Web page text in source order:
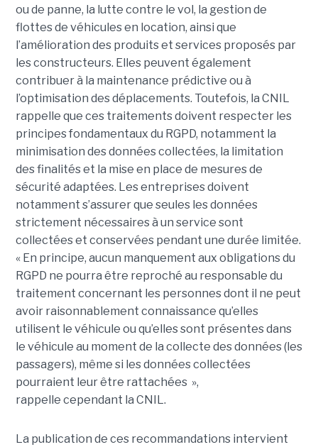
ou de panne, la lutte contre le vol, la gestion de
flottes de véhicules en location, ainsi que
l’amélioration des produits et services proposés par
les constructeurs. Elles peuvent également
contribuer à la maintenance prédictive ou à
l’optimisation des déplacements. Toutefois, la CNIL
rappelle que ces traitements doivent respecter les
principes fondamentaux du RGPD, notamment la
minimisation des données collectées, la limitation
des finalités et la mise en place de mesures de
sécurité adaptées. Les entreprises doivent
notamment s’assurer que seules les données
strictement nécessaires à un service sont
collectées et conservées pendant une durée limitée.
« En principe, aucun manquement aux obligations du
RGPD ne pourra être reproché au responsable du
traitement concernant les personnes dont il ne peut
avoir raisonnablement connaissance qu’elles
utilisent le véhicule ou qu’elles sont présentes dans
le véhicule au moment de la collecte des données (les
passagers), même si les données collectées
pourraient leur être rattachées »,
rappelle cependant la CNIL.
La publication de ces recommandations intervient